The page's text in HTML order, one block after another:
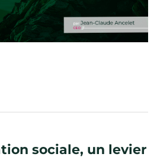
sociale, un levier